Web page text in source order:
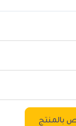
بالمنتج